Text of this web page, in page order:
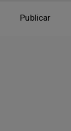
Publicar